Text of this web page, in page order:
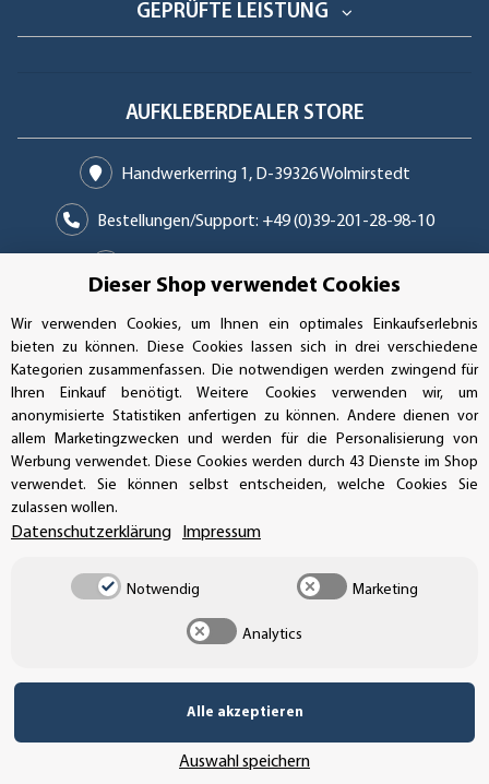
GEPRÜFTE LEISTUNG
AUFKLEBERDEALER STORE
Handwerkerring 1, D-39326 Wolmirstedt
Bestellungen/Support: +49 (0)39-201-28-98-10
info@aufkleberdealer.de
UNSER AFFILIATE-PROGRAMM
UNSERE ZAHLUNGSARTEN*
Dieser Shop verwendet Cookies
Wir verwenden Cookies, um Ihnen ein optimales Einkaufserlebnis
bieten zu können. Diese Cookies lassen sich in drei verschiedene
Kategorien zusammenfassen. Die notwendigen werden zwingend für
Ihren Einkauf benötigt. Weitere Cookies verwenden wir, um
anonymisierte Statistiken anfertigen zu können. Andere dienen vor
allem Marketingzwecken und werden für die Personalisierung von
Werbung verwendet. Diese Cookies werden durch 43 Dienste im Shop
verwendet. Sie können selbst entscheiden, welche Cookies Sie
zulassen wollen.
Datenschutzerklärung Impressum
Notwendig Marketing
Analytics
Alle akzeptieren
Auswahl speichern